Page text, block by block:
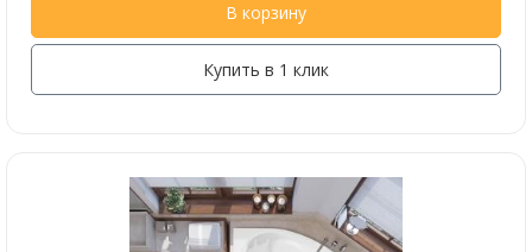
В корзину
Купить в 1 клик